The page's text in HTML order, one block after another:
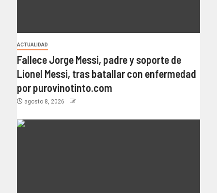
ACTUALIDAD
Fallece Jorge Messi, padre y soporte de
Lionel Messi, tras batallar con enfermedad
por purovinotinto.com
agosto 8, 2026